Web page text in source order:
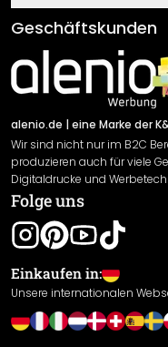
Klebe- und
Newsletter An-/
Sendungsverfolgung
AGB
Impressum
Versand & Zahlung
Rücksendung
Widerrufsrecht
Gewährleistung
Leistungserklärung /
Cookie Einstellungen
Geschäftskunden
alenio.de | eine Marke der
Wir sind nicht nur im B2C
produzieren auch für viele
Digitaldrucke und
Folge uns
Einkaufen in:
Unsere internationalen